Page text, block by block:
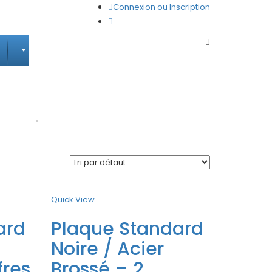
Connexion ou Inscription
Quick View
Plaque Standard
Noire / Acier